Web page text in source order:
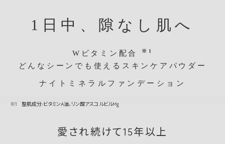
1日中、隙なし肌へ
Wビタミン配合 ※1
どんなシーンでも使えるスキンケアパウダー
ナイトミネラルファンデーション
※1 整肌成分:ビタミンA油、リン酸アスコルビルMg
愛され続けて15年以上